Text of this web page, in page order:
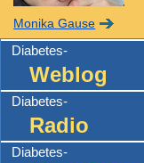
Monika Gause
Diabetes-
Weblog
Diabetes-
Radio
Diabetes-